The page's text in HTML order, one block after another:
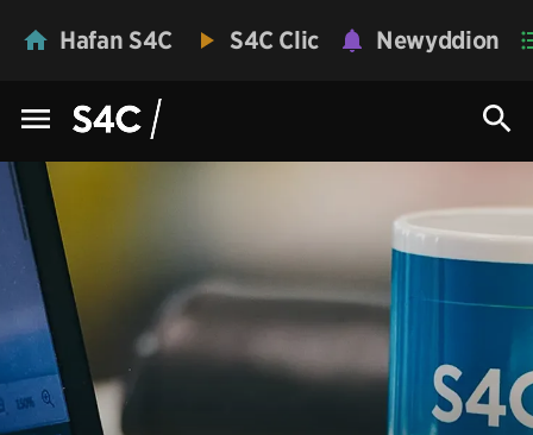
Hafan S4C S4C Clic Newyddion